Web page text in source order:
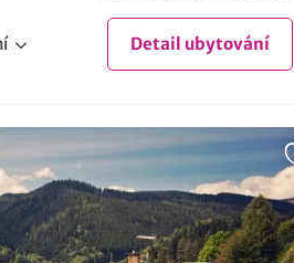
Detail ubytování